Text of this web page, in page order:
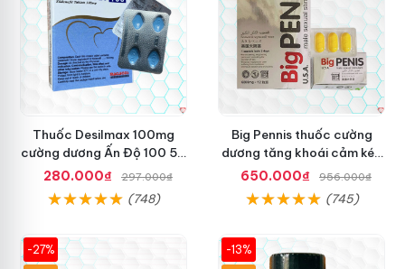
Thuốc Desilmax 100mg
cường dương Ấn Độ 100 50
mg tăng sinh lý tốt nhất
280.000₫ 297.000₫
(748)
Big Pennis thuốc cường
dương tăng khoái cảm kéo
dài sức bền
650.000₫ 956.000₫
(745)
-27%
-13%